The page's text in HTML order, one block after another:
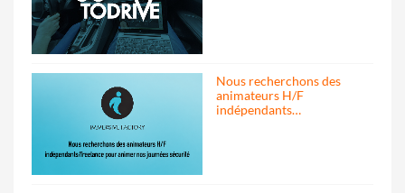
Nous recherchons des
animateurs H/F
indépendants…